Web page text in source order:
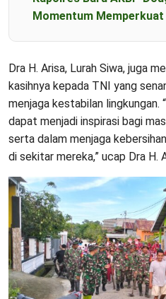
Momentum
Dra H. Arisa, Lurah Siwa, juga
kasihnya kepada TNI yang
menjaga kestabilan lingkungan.
dapat menjadi inspirasi bagi
serta dalam menjaga
di sekitar mereka,” ucap Dra H.